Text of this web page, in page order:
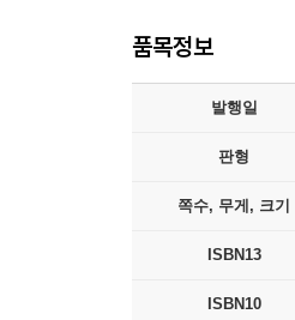
품목정보
발행일
판형
쪽수, 무게, 크기
ISBN13
ISBN10